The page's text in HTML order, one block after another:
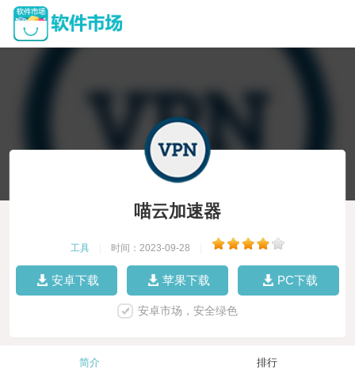
喵云加速器
工具 时间：2023-09-28
安卓下载 苹果下载 PC下载
安卓市场，安全绿色
简介 排行